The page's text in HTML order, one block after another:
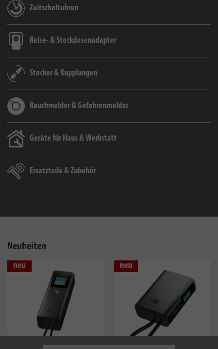
Zeitschaltuhren
Reise- & Steckdosenadapter
Stecker & Kupplungen
Rauchmelder & Gefahrenmelder
Geräte für Haus & Werkstatt
Ersatzteile & Zubehör
Neuheiten
neu neu